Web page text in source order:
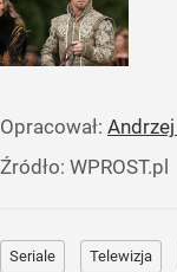
Opracował:
Źródło: WPROST.pl
Seriale Telewizja